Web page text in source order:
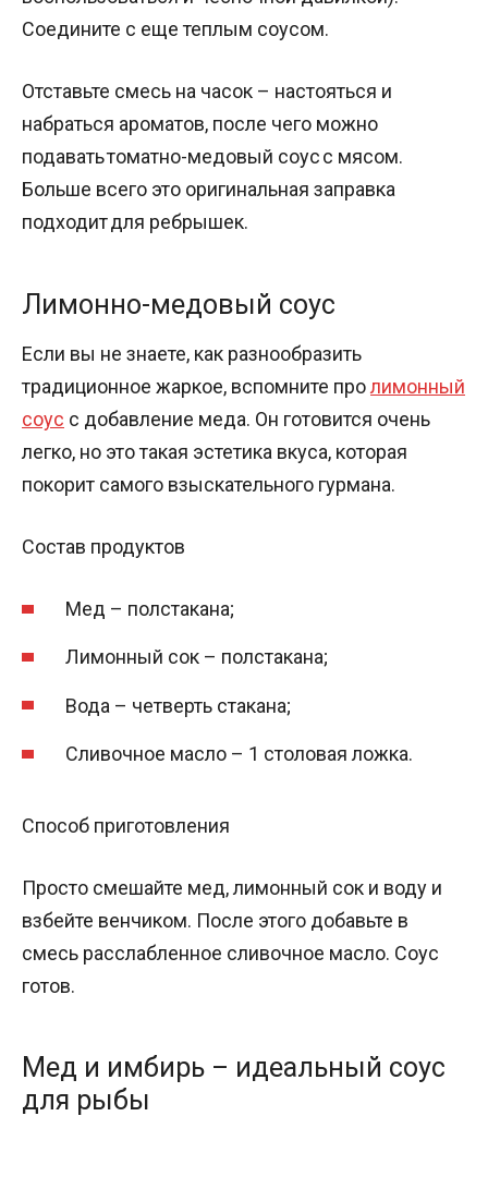
Соедините с еще теплым соусом.
Отставьте смесь на часок – настояться и
набраться ароматов, после чего можно
подавать томатно-медовый соус с мясом.
Больше всего это оригинальная заправка
подходит для ребрышек.
Лимонно-медовый соус
Если вы не знаете, как разнообразить
традиционное жаркое, вспомните пролимонный
соус с добавление меда. Он готовится очень
легко, но это такая эстетика вкуса, которая
покорит самого взыскательного гурмана.
Состав продуктов
Мед – полстакана;
Лимонный сок – полстакана;
Вода – четверть стакана;
Сливочное масло – 1 столовая ложка.
Способ приготовления
Просто смешайте мед, лимонный сок и воду и
взбейте венчиком. После этого добавьте в
смесь расслабленное сливочное масло. Соус
готов.
Мед и имбирь – идеальный соус
для рыбы